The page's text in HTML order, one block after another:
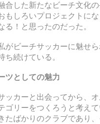
合した新たなビーチ文化
もしろいプロジェクトに
る！と思ったのだった。
がビーチサッカーに魅せ
ち続けている。
ツとしての魅力
ッカーと出会ってから、
ゴリーをつくろうと考え
たばかりのクラブであり